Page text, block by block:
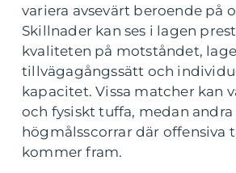
variera avsevärt beroende på
Skillnader kan ses i lagen
kvaliteten på motståndet,
tillvägagångssätt och
kapacitet. Vissa matcher kan
och fysiskt tuffa, medan andra
högmålsscorrar där offensiva
kommer fram.